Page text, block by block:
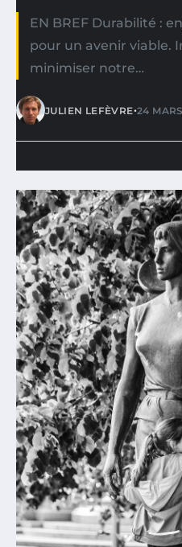
EN BREF Durabilité :
pour un avenir viable.
minimiser notre…
JULIEN LEFÈVRE•24